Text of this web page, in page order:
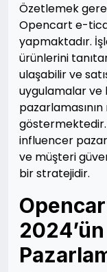
Özetlemek
Opencart e-
yapmaktadır.
ürünlerini
ulaşabilir ve
uygulamalar ve
göstermektedir.
influencer
ve müşteri
bir stratejidir.